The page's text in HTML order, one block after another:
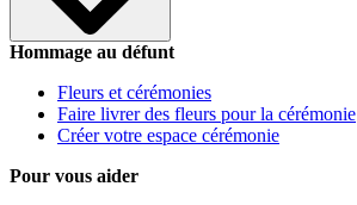
Hommage au défunt
Fleurs et cérémonies
Faire livrer des fleurs pour la cérémonie
Créer votre espace cérémonie
Pour vous aider